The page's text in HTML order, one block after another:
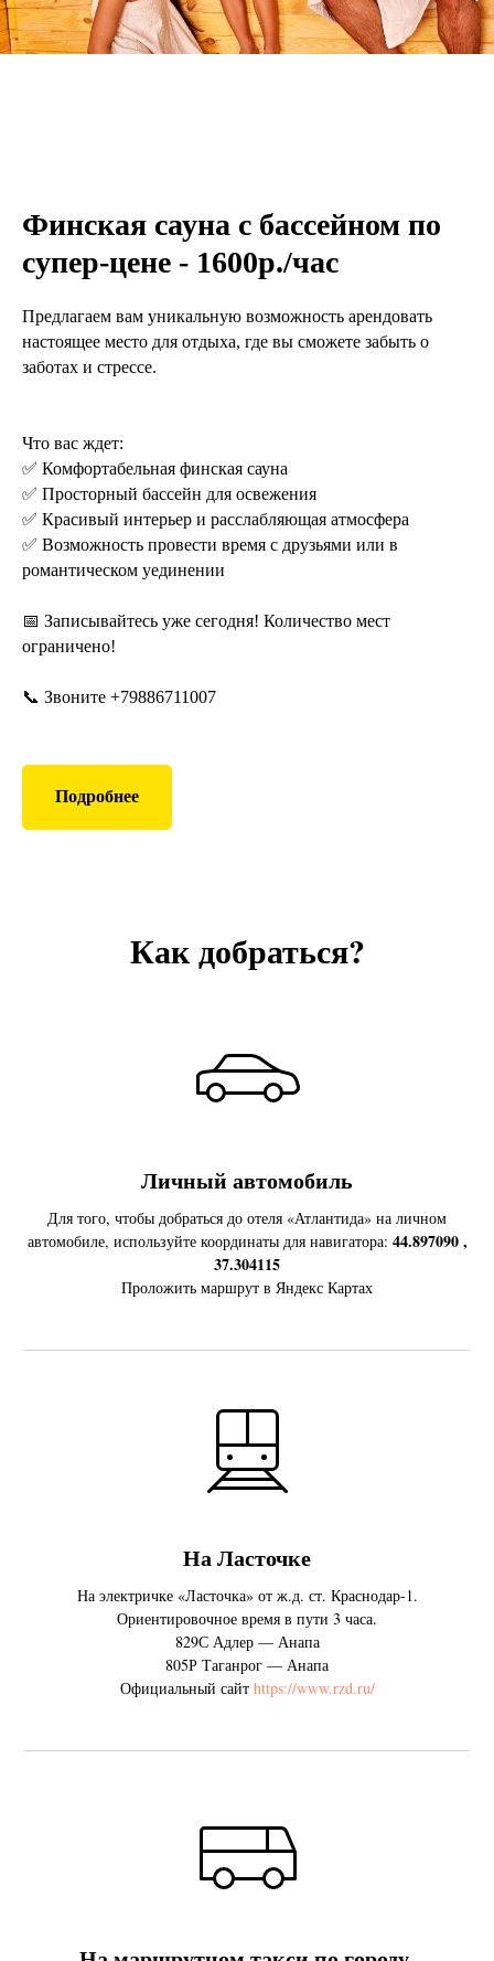
Финская сауна с бассейном по
супер-цене - 1600р./час
Предлагаем вам уникальную возможность арендовать
настоящее место для отдыха, где вы сможете забыть о
заботах и стрессе.
Что вас ждет:
✅ Комфортабельная финская сауна
✅ Просторный бассейн для освежения
✅ Красивый интерьер и расслабляющая атмосфера
✅ Возможность провести время с друзьями или в
романтическом уединении
📅 Записывайтесь уже сегодня! Количество мест
ограничено!
📞 Звоните +79886711007
Подробнее
Как добраться?
Личный автомобиль
Для того, чтобы добраться до отеля «Атлантида» на личном
автомобиле, используйте координаты для навигатора: 44.897090 ,
37.304115
Проложить маршрут в Яндекс Картах
На Ласточке
На электричке «Ласточка» от ж.д. ст. Краснодар-1.
Ориентировочное время в пути 3 часа.
829С Адлер — Анапа
805Р Таганрог — Анапа
Официальный сайт https://www.rzd.ru/